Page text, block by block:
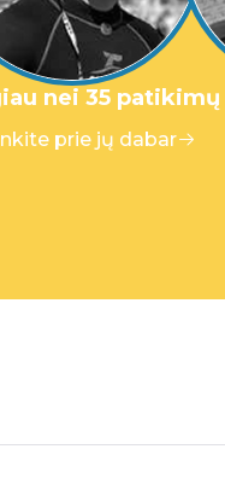
nei 35
prie jų dabar